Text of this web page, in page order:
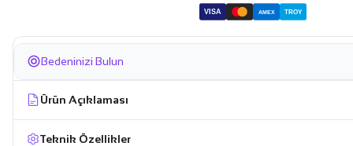
VISA AMEX TROY
Bedeninizi Bulun
Ürün Açıklaması
Teknik Özellikler